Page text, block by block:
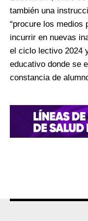
también una
“procure los medios
incurrir en nuevas
el ciclo lectivo 2024
educativo donde se
constancia de